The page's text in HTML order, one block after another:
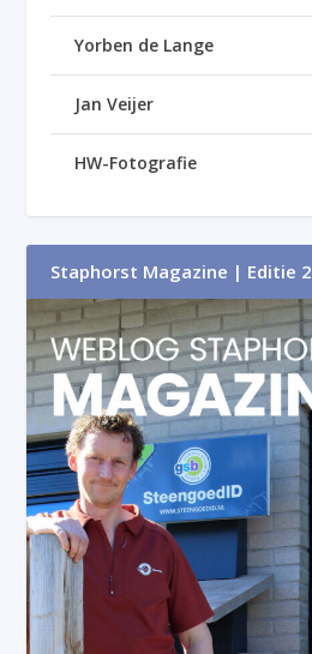
Yorben de Lange
Jan Veijer
HW-Fotografie
Staphorst Magazine | Editie 2